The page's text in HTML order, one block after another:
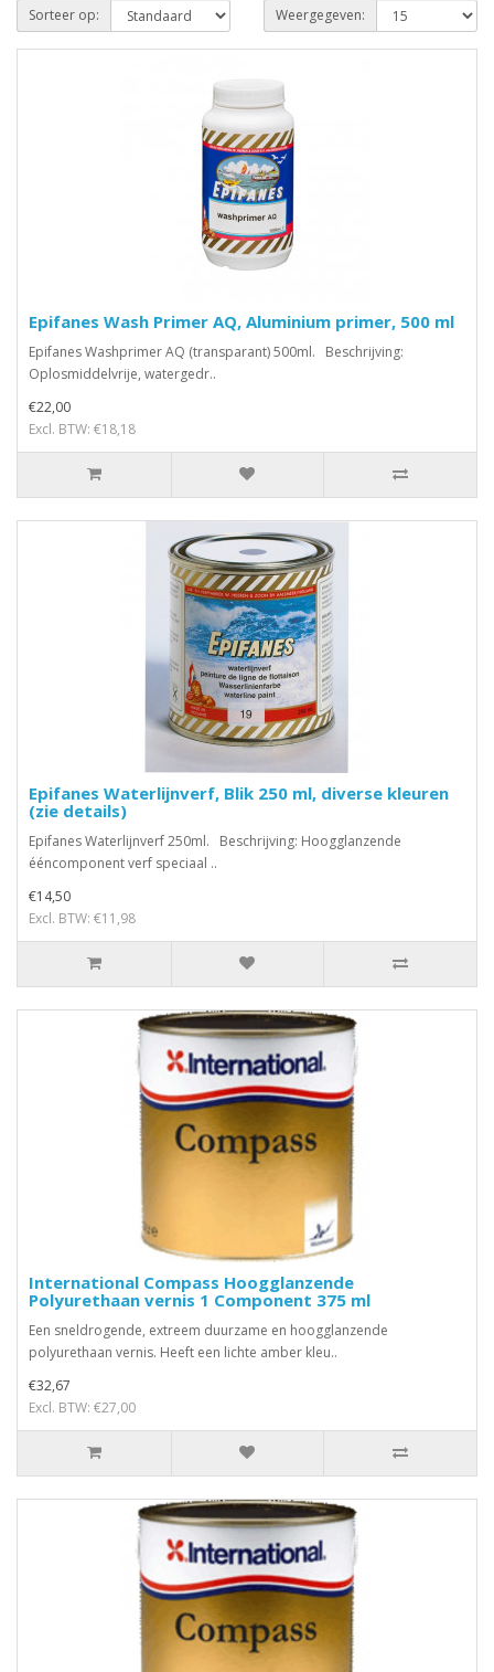
Sorteer op: Weergegeven:
Epifanes Wash Primer AQ, Aluminium primer, 500 ml
Epifanes Washprimer AQ (transparant) 500ml. Beschrijving:
Oplosmiddelvrije, watergedr..
€22,00
Excl. BTW: €18,18
Epifanes Waterlijnverf, Blik 250 ml, diverse kleuren
(zie details)
Epifanes Waterlijnverf 250ml. Beschrijving: Hoogglanzende
ééncomponent verf speciaal ..
€14,50
Excl. BTW: €11,98
International Compass Hoogglanzende
Polyurethaan vernis 1 Component 375 ml
Een sneldrogende, extreem duurzame en hoogglanzende
polyurethaan vernis. Heeft een lichte amber kleu..
€32,67
Excl. BTW: €27,00